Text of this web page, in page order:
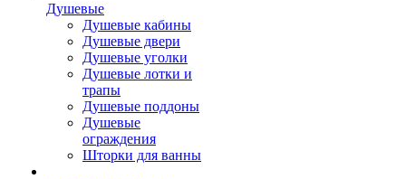
Душевые
Душевые кабины
Душевые двери
Душевые уголки
Душевые лотки и
трапы
Душевые поддоны
Душевые
ограждения
Шторки для ванны